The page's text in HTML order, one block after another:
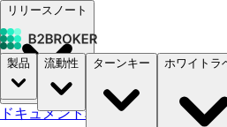
リリースノート
ドキュメント料金 B2STORE
製品 流動性 ターンキー ホワイトラ